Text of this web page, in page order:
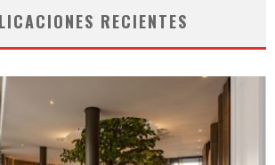
RECIENTES